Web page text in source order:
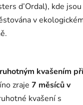
d’Ordal), kde
v
kvašením
zraje 7 měsíců v
kvašení s